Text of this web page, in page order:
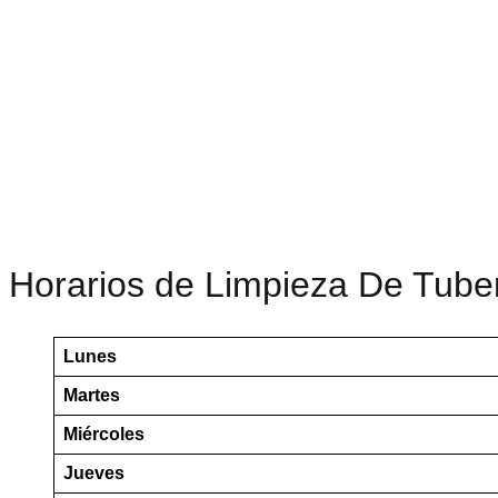
Horarios de Limpieza De
Lunes
Martes
Miércoles
Jueves